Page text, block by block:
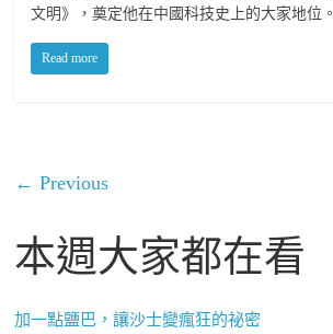
文明》，奠定他在中國科技史上的大家地位。
Read more
← Previous
本週大家都在看
加一點鹽巴，讓沙士變瘋狂的祕密